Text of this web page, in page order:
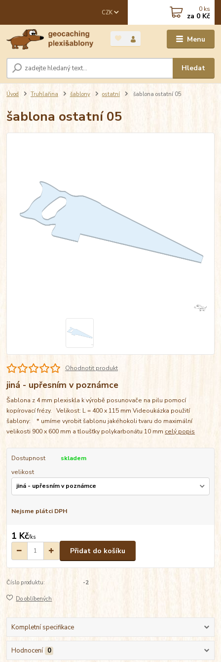
Menu
CZK
Hledat
0 ks
za 0 Kč
Úvod Truhlařina šablony ostatní šablona ostatní 05
šablona ostatní 05
Ohodnotit produkt
jiná - upřesním v poznámce
Šablona z 4 mm plexiskla k výrobě posunovače na pilu pomocí
kopírovací frézy. Velikost: L = 400 x 115 mm Videoukázka použití
šablony: * umíme vyrobit šablonu jakéhokoli tvaru do maximální
velikosti 900 x 600 mm a tloušťky polykarbonátu 10 mm celý popis
Dostupnost
skladem
velikost
Nejsme plátci DPH
1 Kč/ks
Přidat do košíku
Číslo produktu: -2
Do oblíbených
Kompletní specifikace
Hodnocení 0